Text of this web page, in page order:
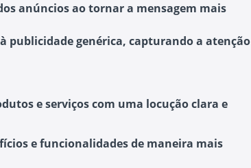
anúnciosao tornar a mensagem mais
publicidade genérica, capturando a atenção
e serviços com uma locução clara e
e funcionalidadesde maneira mais